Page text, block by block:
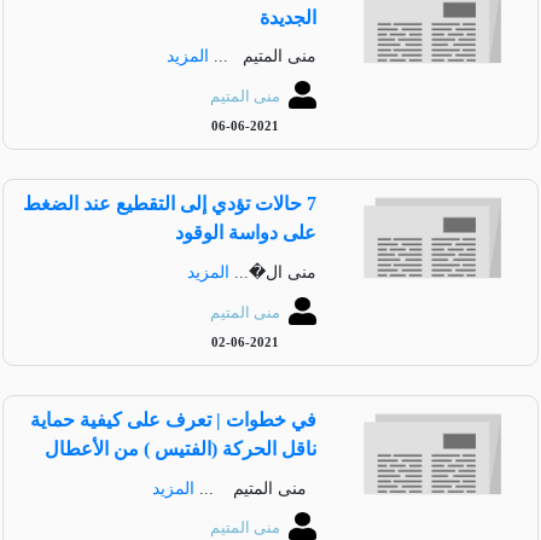
الجديدة
منى المتيم ... المزيد
منى المتيم
06-06-2021
7 حالات تؤدي إلى التقطيع عند الضغط
على دواسة الوقود
منى ال�... المزيد
منى المتيم
02-06-2021
في خطوات | تعرف على كيفية حماية
ناقل الحركة (الفتيس ) من الأعطال
منى المتيم ... المزيد
منى المتيم